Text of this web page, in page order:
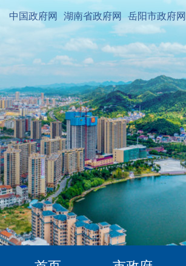
中国政府网 湖南省政府网 岳阳市政府网